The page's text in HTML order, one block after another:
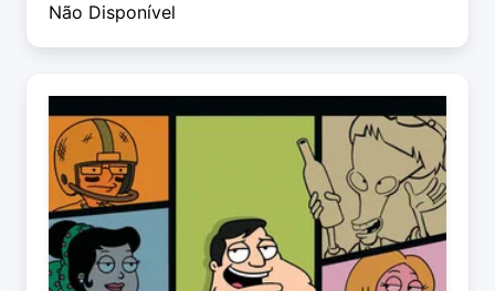
Não Disponível